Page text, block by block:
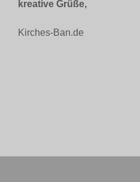
kreative Grüße,
Kirches-Ban.de